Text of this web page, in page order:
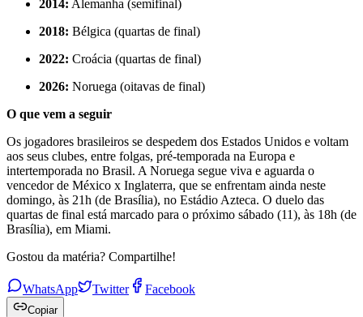
2014: Alemanha (semifinal)
2018: Bélgica (quartas de final)
2022: Croácia (quartas de final)
2026: Noruega (oitavas de final)
O que vem a seguir
Os jogadores brasileiros se despedem dos Estados Unidos e voltam
aos seus clubes, entre folgas, pré-temporada na Europa e
intertemporada no Brasil. A Noruega segue viva e aguarda o
vencedor de México x Inglaterra, que se enfrentam ainda neste
domingo, às 21h (de Brasília), no Estádio Azteca. O duelo das
quartas de final está marcado para o próximo sábado (11), às 18h (de
Brasília), em Miami.
Gostou da matéria? Compartilhe!
WhatsApp Twitter Facebook
Copiar